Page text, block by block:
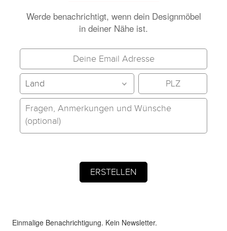
Werde benachrichtigt, wenn dein Designmöbel
in deiner Nähe ist.
Einmalige Benachrichtigung. Kein Newsletter.